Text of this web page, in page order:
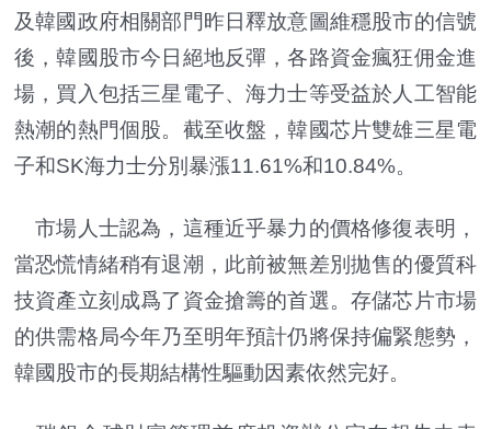
及韓國政府相關部門昨日釋放意圖維穩股市的信號
後，韓國股市今日絕地反彈，各路資金瘋狂佣金進
場，買入包括三星電子、海力士等受益於人工智能
熱潮的熱門個股。截至收盤，韓國芯片雙雄三星電
子和SK海力士分別暴漲11.61%和10.84%。
市場人士認為，這種近乎暴力的價格修復表明，
當恐慌情緒稍有退潮，此前被無差別拋售的優質科
技資產立刻成爲了資金搶籌的首選。存儲芯片市場
的供需格局今年乃至明年預計仍將保持偏緊態勢，
韓國股市的長期結構性驅動因素依然完好。